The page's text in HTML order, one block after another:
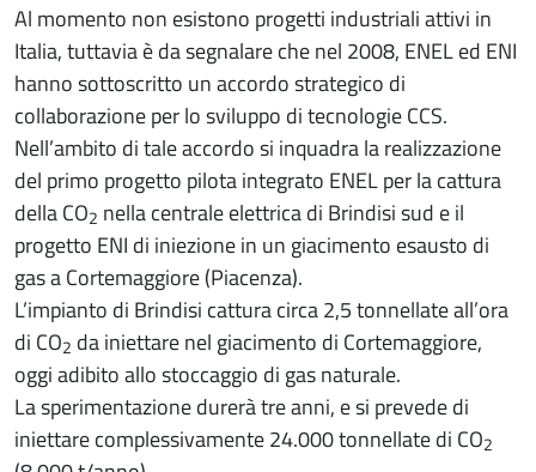
Al momento non esistono progetti industriali attivi in
Italia, tuttavia è da segnalare che nel 2008, ENEL ed ENI
hanno sottoscritto un accordo strategico di
collaborazione per lo sviluppo di tecnologie CCS.
Nell’ambito di tale accordo si inquadra la realizzazione
del primo progetto pilota integrato ENEL per la cattura
della CO2 nella centrale elettrica di Brindisi sud e il
progetto ENI di iniezione in un giacimento esausto di
gas a Cortemaggiore (Piacenza).
L’impianto di Brindisi cattura circa 2,5 tonnellate all’ora
di CO2 da iniettare nel giacimento di Cortemaggiore,
oggi adibito allo stoccaggio di gas naturale.
La sperimentazione durerà tre anni, e si prevede di
iniettare complessivamente 24.000 tonnellate di CO2